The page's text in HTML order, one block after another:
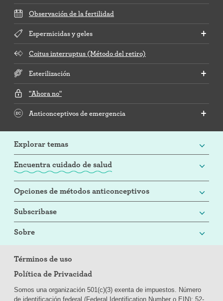
Observación de la fertilidad
Espermicidas y geles
Coitus interruptus (Método del retiro)
Esterilización
"Ahora no"
Anticonceptivos de emergencia
Explorar temas
Encuentra cuidado de salud
Opciones de métodos anticonceptivos
Subscribase
Sobre
Términos de uso
Política de Privacidad
Somos una organización 501(c)(3) exenta de impuestos. Número
de identificación federal (Federal Identification Number o EIN): 52-